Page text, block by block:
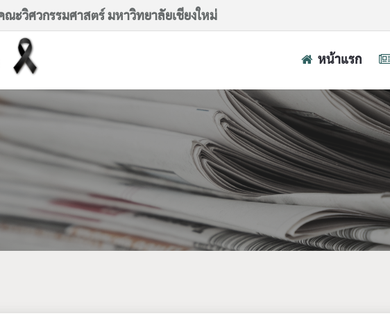
ณะวิศวกรรมศาสตร์ มหาวิทยาลัยเชียงใหม่
หน้าแรก